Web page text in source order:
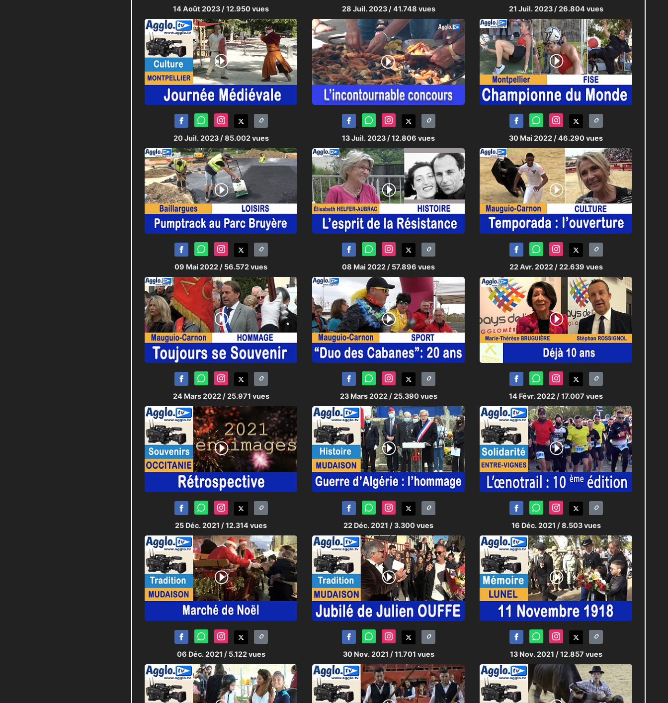
14 Août 2023 / 12.950 vues 28 Juil. 2023 / 41.748 vues 21 Juil. 2023 / 26.804 vues
20 Juil. 2023 / 85.002 vues 13 Juil. 2023 / 12.806 vues 30 Mai 2022 / 46.290 vues
09 Mai 2022 / 56.572 vues 08 Mai 2022 / 57.896 vues 22 Avr. 2022 / 22.639 vues
24 Mars 2022 / 25.971 vues 23 Mars 2022 / 25.390 vues 14 Févr. 2022 / 17.007 vues
25 Déc. 2021 / 12.314 vues 22 Déc. 2021 / 3.300 vues 16 Déc. 2021 / 8.503 vues
06 Déc. 2021 / 5.122 vues 30 Nov. 2021 / 11.701 vues 13 Nov. 2021 / 12.857 vues